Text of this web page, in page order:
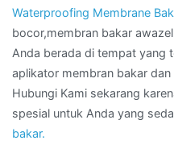
Waterproofing Membrane
bocor,membran bakar
Anda berada di tempat yang
aplikator membran bakar
Hubungi Kami sekarang
spesial untuk Anda yang
bakar.